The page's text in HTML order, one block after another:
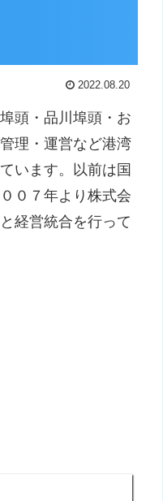
2022.08.20
頭・品川埠頭・お
理・運営など港湾
います。以前は国
０７年より株式会
経営統合を行って